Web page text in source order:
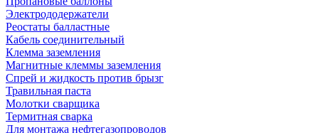
Электрододержатели
Реостаты балластные
Кабель соединительный
Клемма заземления
Магнитные клеммы заземления
Спрей и жидкость против брызг
Травильная паста
Молотки сварщика
Термитная сварка
Для монтажа нефтегазопроводов